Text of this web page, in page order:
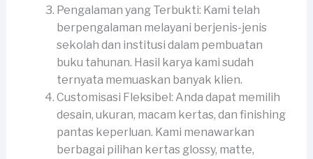
Pengalaman yang Terbukti: Kami telah
berpengalaman melayani berjenis-jenis
sekolah dan institusi dalam pembuatan
buku tahunan. Hasil karya kami sudah
ternyata memuaskan banyak klien.
Customisasi Fleksibel: Anda dapat memilih
desain, ukuran, macam kertas, dan finishing
pantas keperluan. Kami menawarkan
berbagai pilihan kertas glossy, matte,